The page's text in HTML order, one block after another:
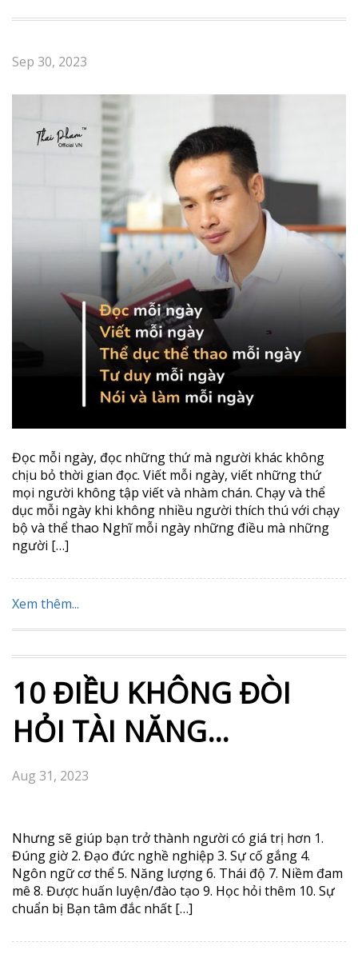
Sep 30, 2023
Đọc mỗi ngày, đọc những thứ mà người khác không
chịu bỏ thời gian đọc. Viết mỗi ngày, viết những thứ
mọi người không tập viết và nhàm chán. Chạy và thể
dục mỗi ngày khi không nhiều người thích thú với chạy
bộ và thể thao Nghĩ mỗi ngày những điều mà những
người […]
Xem thêm...
10 ĐIỀU KHÔNG ĐÒI
HỎI TÀI NĂNG…
Aug 31, 2023